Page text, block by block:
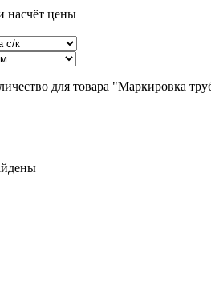
насчёт цены
для товара "Маркировка